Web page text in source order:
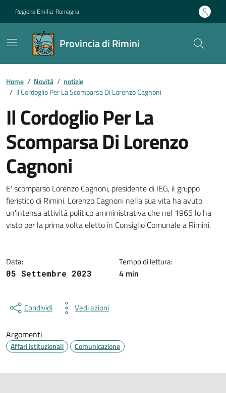
Regione Emilia-Romagna
Provincia di Rimini
Contenuti in evidenza
Home / Novità / notizie
/ Il Cordoglio Per La Scomparsa Di Lorenzo Cagnoni
Il Cordoglio Per La
Scomparsa Di Lorenzo
Cagnoni
Dettagli della notizia
E' scomparso Lorenzo Cagnoni, presidente di IEG, il gruppo
fieristico di Rimini. Lorenzo Cagnoni nella sua vita ha avuto
un'intensa attività politico amministrativa che nel 1965 lo ha
visto per la prima volta eletto in Consiglio Comunale a Rimini.
Data:
05 Settembre 2023
Tempo di lettura:
4 min
Condividi Vedi azioni
Argomenti
Affari istituzionali Comunicazione